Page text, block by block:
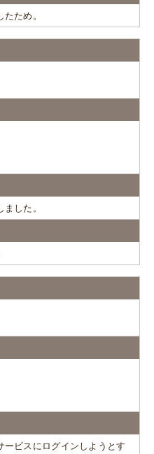
ため。
した。
ビスにログインしようとす